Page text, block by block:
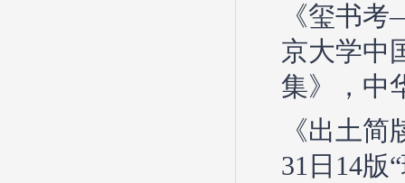
《玺书
京大学中
集》，中
《出土
31日14版